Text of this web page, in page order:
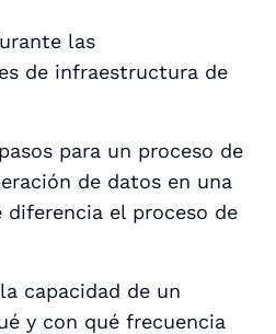
las
de infraestructura de
para un proceso de
de datos en una
diferencia el proceso de
capacidad de un
y con qué frecuencia